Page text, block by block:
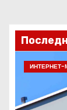
ИНТЕРНЕТ-